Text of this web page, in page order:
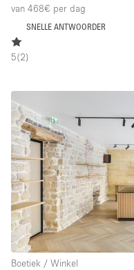
van 468€ per dag
SNELLE ANTWOORDER
5(2)
Boetiek / Winkel